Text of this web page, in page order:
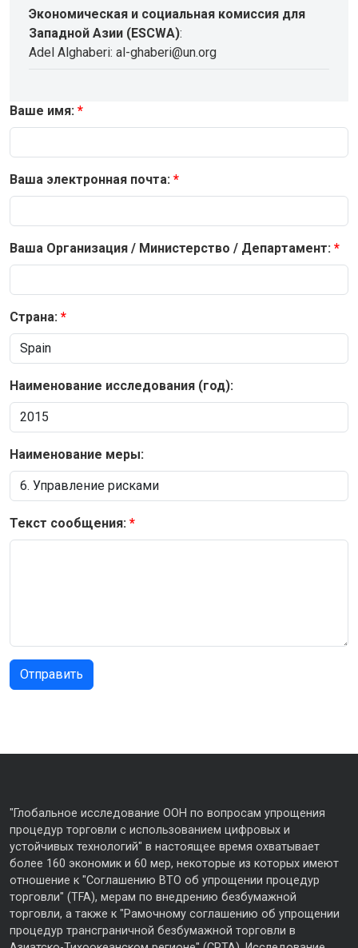
Экономическая и социальная комиссия для
Западной Азии (ESCWA):
Adel Alghaberi: al-ghaberi@un.org
Ваше имя:
Ваша электронная почта:
Ваша Организация / Министерство / Департамент:
Страна:
Наименование исследования (год):
Наименование меры:
Текст сообщения:
"Глобальное исследование ООН по вопросам упрощения
процедур торговли с использованием цифровых и
устойчивых технологий" в настоящее время охватывает
более 160 экономик и 60 мер, некоторые из которых имеют
отношение к "Соглашению ВТО об упрощении процедур
торговли" (TFA), мерам по внедрению безбумажной
торговли, а также к "Рамочному соглашению об упрощении
процедур трансграничной безбумажной торговли в